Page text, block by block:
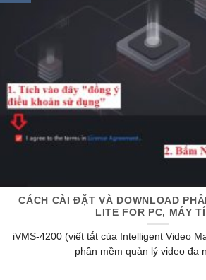
CÁCH CÀI ĐẶT VÀ DOWNLOAD
LITE FOR PC, MÁY
iVMS-4200 (viết tắt của Intelligent Video
phần mềm quản lý video đa